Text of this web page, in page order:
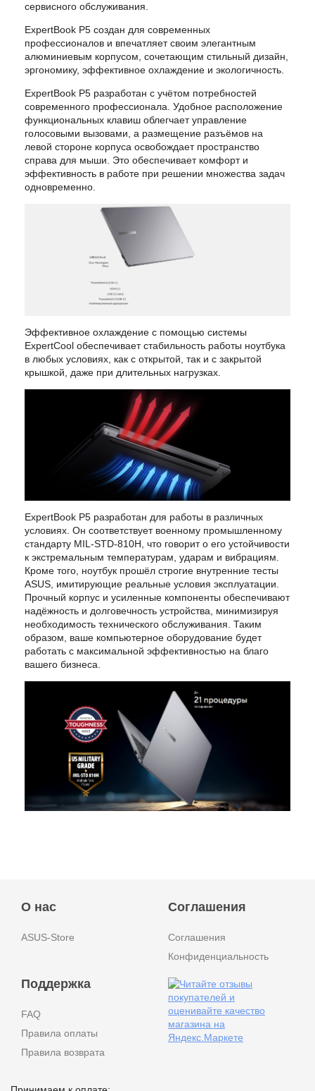
сервисного обслуживания.
ExpertBook P5 создан для современных
профессионалов и впечатляет своим элегантным
алюминиевым корпусом, сочетающим стильный дизайн,
эргономику, эффективное охлаждение и экологичность.
ExpertBook P5 разработан с учётом потребностей
современного профессионала. Удобное расположение
функциональных клавиш облегчает управление
голосовыми вызовами, а размещение разъёмов на
левой стороне корпуса освобождает пространство
справа для мыши. Это обеспечивает комфорт и
эффективность в работе при решении множества задач
одновременно.
Эффективное охлаждение с помощью системы
ExpertCool обеспечивает стабильность работы ноутбука
в любых условиях, как с открытой, так и с закрытой
крышкой, даже при длительных нагрузках.
ExpertBook P5 разработан для работы в различных
условиях. Он соответствует военному промышленному
стандарту MIL-STD-810H, что говорит о его устойчивости
к экстремальным температурам, ударам и вибрациям.
Кроме того, ноутбук прошёл строгие внутренние тесты
ASUS, имитирующие реальные условия эксплуатации.
Прочный корпус и усиленные компоненты обеспечивают
надёжность и долговечность устройства, минимизируя
необходимость технического обслуживания. Таким
образом, ваше компьютерное оборудование будет
работать с максимальной эффективностью на благо
вашего бизнеса.
О нас
ASUS-Store
Соглашения
Соглашения
Конфиденциальность
Поддержка
FAQ
Правила оплаты
Правила возврата